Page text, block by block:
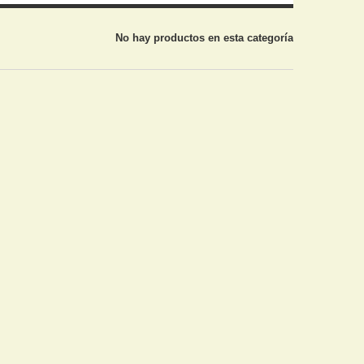
No hay productos en esta categoría